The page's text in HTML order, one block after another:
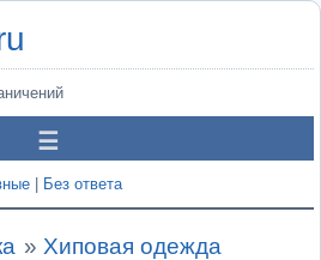
Без ответа
» Хиповая одежда